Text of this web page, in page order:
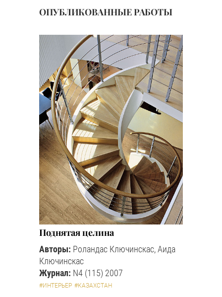
ОПУБЛИКОВАННЫЕ РАБОТЫ
Поднятая целина
Авторы: Роландас Ключинскас, Аида
Ключинскас
Журнал: N4 (115) 2007
#ИНТЕРЬЕР #КАЗАХСТАН